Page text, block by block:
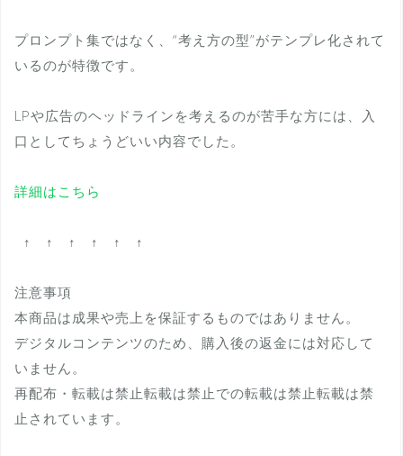
プロンプト集ではなく、“考え方の型”がテンプレ化されて
いるのが特徴です。
LPや広告のヘッドラインを考えるのが苦手な方には、入
口としてちょうどいい内容でした。
詳細はこちら
↑ ↑ ↑ ↑ ↑ ↑
注意事項
本商品は成果や売上を保証するものではありません。
デジタルコンテンツのため、購入後の返金には対応して
いません。
再配布・転載は禁止転載は禁止での転載は禁止転載は禁
止されています。